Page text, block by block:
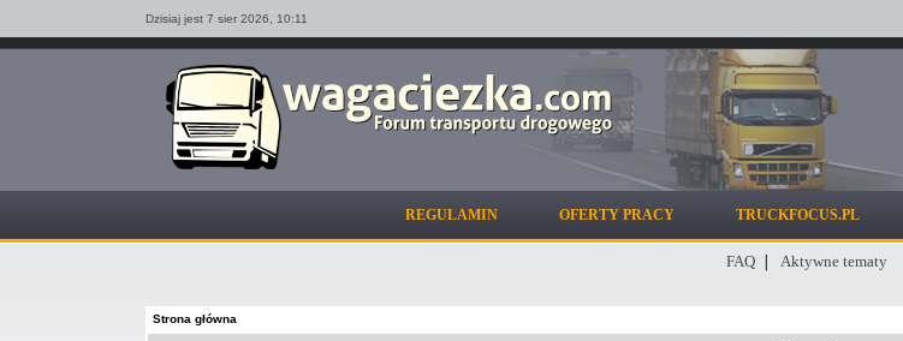
Dzisiaj jest 7 sier 2026, 10:11
REGULAMIN OFERTY PRACY TRUCKFOCUS.PL
FAQ Aktywne tematy
Strona główna